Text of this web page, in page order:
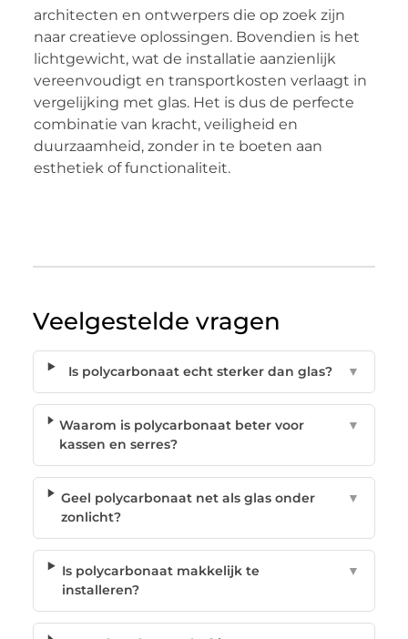
architecten en ontwerpers die op zoek zijn
naar creatieve oplossingen. Bovendien is het
lichtgewicht, wat de installatie aanzienlijk
vereenvoudigt en transportkosten verlaagt in
vergelijking met glas. Het is dus de perfecte
combinatie van kracht, veiligheid en
duurzaamheid, zonder in te boeten aan
esthetiek of functionaliteit.
Veelgestelde vragen
Is polycarbonaat echt sterker dan glas? ▼
Waarom is polycarbonaat beter voor
kassen en serres?
▼
Geel polycarbonaat net als glas onder
zonlicht?
▼
Is polycarbonaat makkelijk te
installeren?
▼